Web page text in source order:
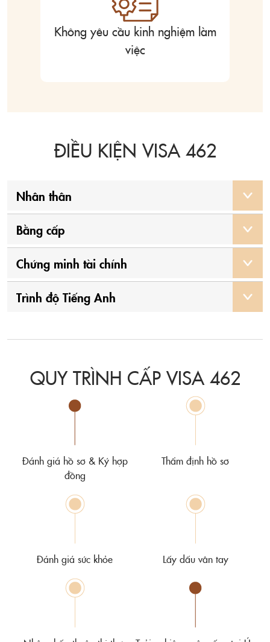
Không yêu cầu kinh nghiệm làm
việc
ĐIỀU KIỆN VISA 462
Nhân thân
Bằng cấp
Chứng minh tài chính
Trình độ Tiếng Anh
QUY TRÌNH CẤP VISA 462
Đánh giá hồ sơ & Ký hợp
đồng
Thẩm định hồ sơ
Đánh giá sức khỏe Lấy dấu vân tay